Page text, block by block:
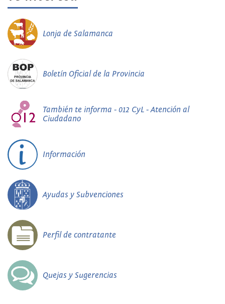
Lonja de Salamanca
Boletín Oficial de la Provincia
También te informa - 012 CyL - Atención al
Ciudadano
Información
Ayudas y Subvenciones
Perfil de contratante
Quejas y Sugerencias